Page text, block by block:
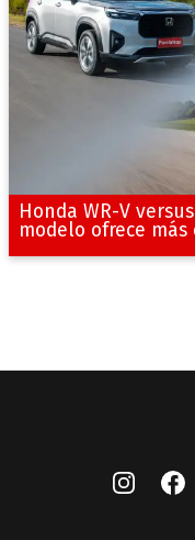
Honda WR-V
modelo ofrece